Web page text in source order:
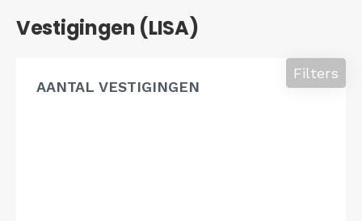
Vestigingen (LISA)
AANTAL VESTIGINGEN
Filters